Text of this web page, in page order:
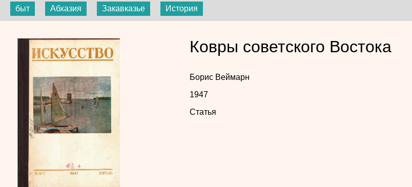
быт Абхазия Закавказье История
Ковры советского Востока
Борис Веймарн
1947
Статья